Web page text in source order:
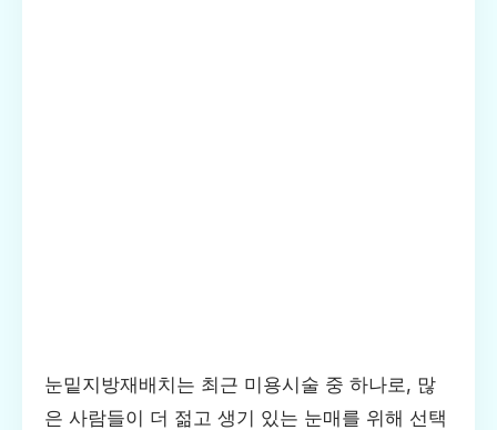
눈밑지방재배치는 최근 미용시술 중 하나로, 많
은 사람들이 더 젊고 생기 있는 눈매를 위해 선택